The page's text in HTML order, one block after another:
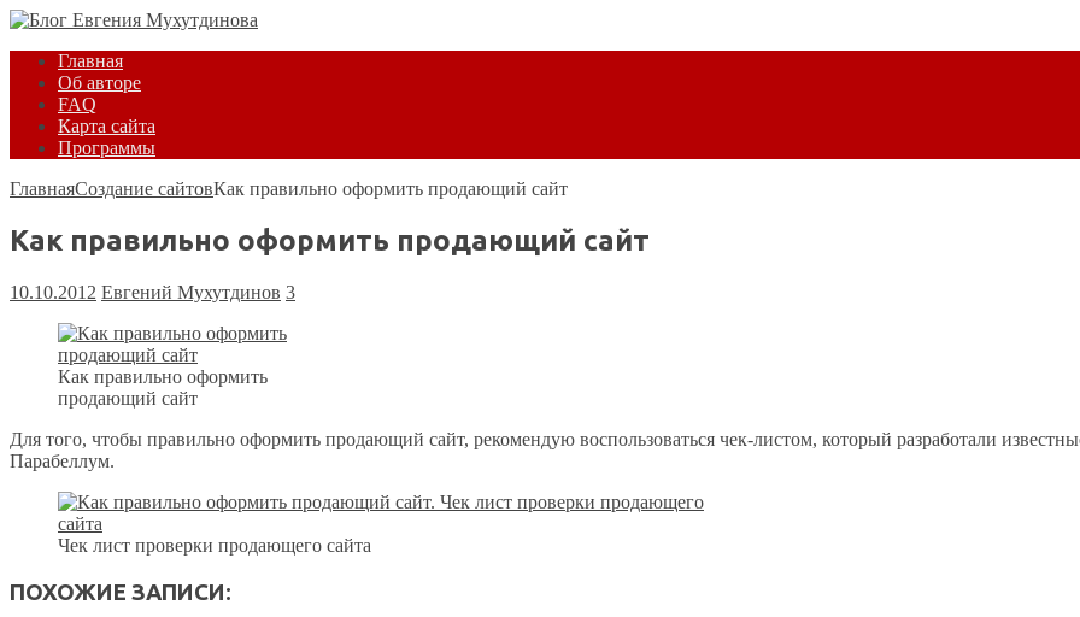
Главная
Об авторе
FAQ
Карта сайта
Программы
ГлавнаяСоздание сайтовКак правильно оформить продающий сайт
Как правильно оформить продающий сайт
10.10.2012 Евгений Мухутдинов 3
Как правильно оформить
продающий сайт
Для того, чтобы правильно оформить продающий сайт, рекомендую воспользоваться чек-листом, который разработали
Парабеллум.
Чек лист проверки продающего сайта
ПОХОЖИЕ ЗАПИСИ: